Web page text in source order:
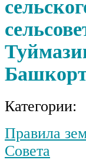
Категории:
Правила
Совета